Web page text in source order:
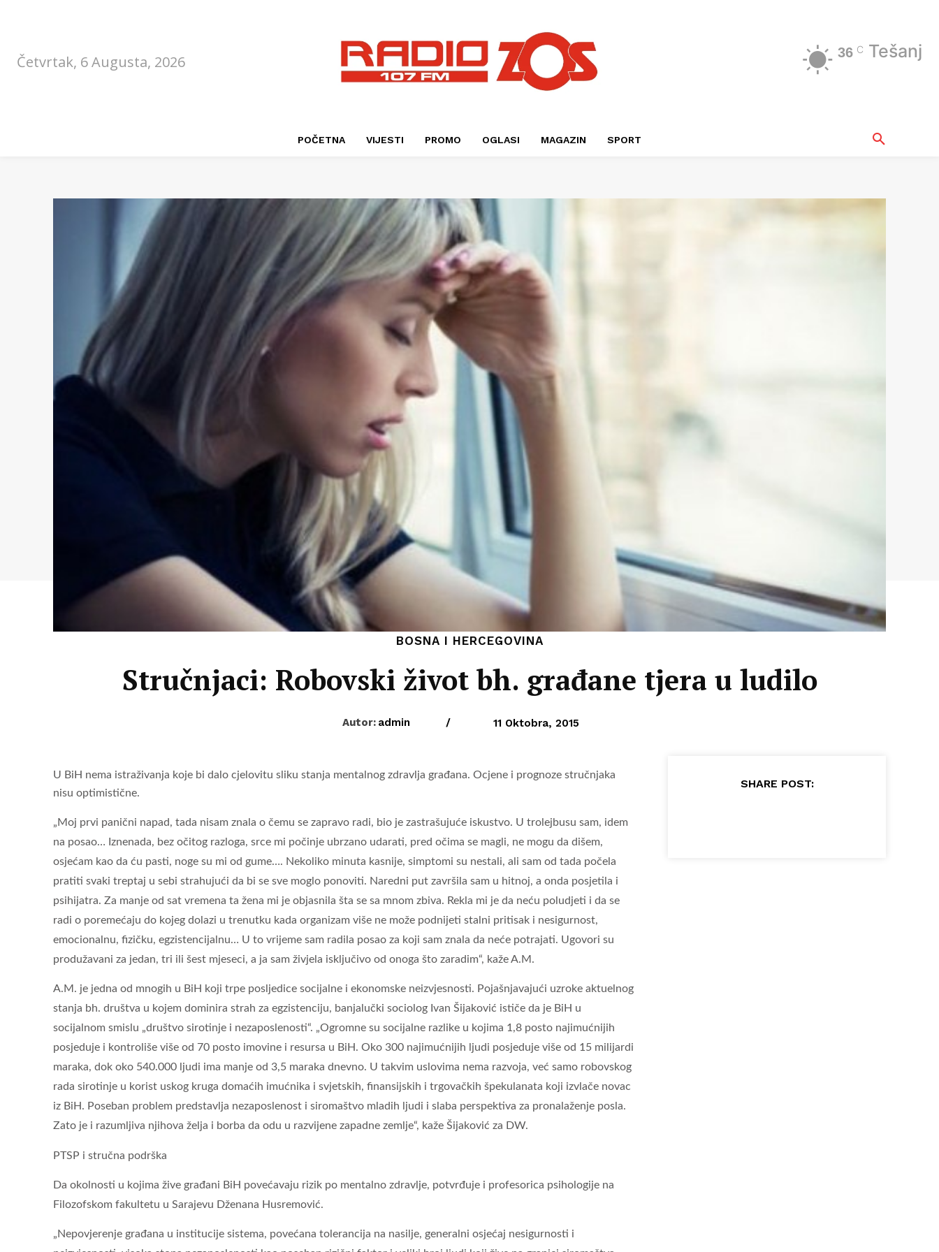
Četvrtak, 6 Augusta, 2026
36 C Tešanj
POČETNA VIJESTI PROMO OGLASI MAGAZIN SPORT
BOSNA I HERCEGOVINA
Stručnjaci: Robovski život bh. građane tjera u ludilo
Autor: admin / 11 Oktobra, 2015
U BiH nema istraživanja koje bi dalo cjelovitu sliku stanja mentalnog zdravlja građana. Ocjene i prognoze stručnjaka
nisu optimistične.
„Moj prvi panični napad, tada nisam znala o čemu se zapravo radi, bio je zastrašujuće iskustvo. U trolejbusu sam, idem
na posao… Iznenada, bez očitog razloga, srce mi počinje ubrzano udarati, pred očima se magli, ne mogu da dišem,
osjećam kao da ću pasti, noge su mi od gume…. Nekoliko minuta kasnije, simptomi su nestali, ali sam od tada počela
pratiti svaki treptaj u sebi strahujući da bi se sve moglo ponoviti. Naredni put završila sam u hitnoj, a onda posjetila i
psihijatra. Za manje od sat vremena ta žena mi je objasnila šta se sa mnom zbiva. Rekla mi je da neću poludjeti i da se
radi o poremećaju do kojeg dolazi u trenutku kada organizam više ne može podnijeti stalni pritisak i nesigurnost,
emocionalnu, fizičku, egzistencijalnu… U to vrijeme sam radila posao za koji sam znala da neće potrajati. Ugovori su
produžavani za jedan, tri ili šest mjeseci, a ja sam živjela isključivo od onoga što zaradim“, kaže A.M.
A.M. je jedna od mnogih u BiH koji trpe posljedice socijalne i ekonomske neizvjesnosti. Pojašnjavajući uzroke aktuelnog
stanja bh. društva u kojem dominira strah za egzistenciju, banjalučki sociolog Ivan Šijaković ističe da je BiH u
socijalnom smislu „društvo sirotinje i nezaposlenosti“. „Ogromne su socijalne razlike u kojima 1,8 posto najimućnijih
posjeduje i kontroliše više od 70 posto imovine i resursa u BiH. Oko 300 najimućnijih ljudi posjeduje više od 15 milijardi
maraka, dok oko 540.000 ljudi ima manje od 3,5 maraka dnevno. U takvim uslovima nema razvoja, već samo robovskog
rada sirotinje u korist uskog kruga domaćih imućnika i svjetskih, finansijskih i trgovačkih špekulanata koji izvlače novac
iz BiH. Poseban problem predstavlja nezaposlenost i siromaštvo mladih ljudi i slaba perspektiva za pronalaženje posla.
Zato je i razumljiva njihova želja i borba da odu u razvijene zapadne zemlje“, kaže Šijaković za DW.
PTSP i stručna podrška
Da okolnosti u kojima žive građani BiH povećavaju rizik po mentalno zdravlje, potvrđuje i profesorica psihologije na
Filozofskom fakultetu u Sarajevu Dženana Husremović.
„Nepovjerenje građana u institucije sistema, povećana tolerancija na nasilje, generalni osjećaj nesigurnosti i
SHARE POST: